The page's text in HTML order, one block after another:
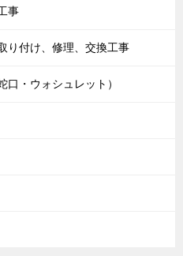
事
り付け、修理、交換工事
口・ウォシュレット）